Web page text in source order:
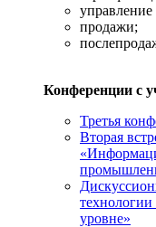
управление
продажи;
Конференции с
Третья
Вторая
уровне»